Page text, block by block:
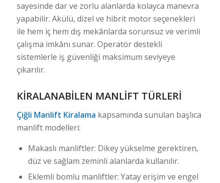
sayesinde dar ve zorlu alanlarda kolayca manevra
yapabilir. Akülü, dizel ve hibrit motor seçenekleri
ile hem iç hem dış mekânlarda sorunsuz ve verimli
çalışma imkânı sunar. Operatör destekli
sistemlerle iş güvenliği maksimum seviyeye
çıkarılır.
KIRALANABILEN MANLIFT TÜRLERI
Çiğli Manlift Kiralama kapsamında sunulan başlıca
manlift modelleri:
Makaslı manliftler: Dikey yükselme gerektiren,
düz ve sağlam zeminli alanlarda kullanılır.
Eklemli bomlu manliftler: Yatay erişim ve engel